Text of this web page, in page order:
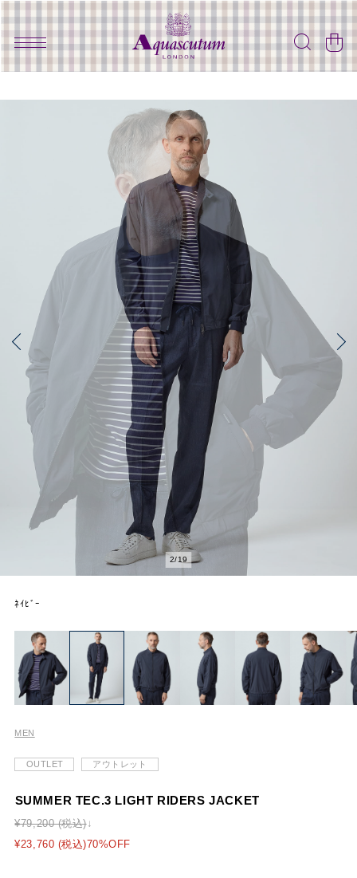
2/19
ﾈｲﾋﾞｰ
MEN
OUTLET アウトレット
SUMMER TEC.3 LIGHT RIDERS JACKET
¥79,200 (税込)
¥23,760 (税込)70%OFF